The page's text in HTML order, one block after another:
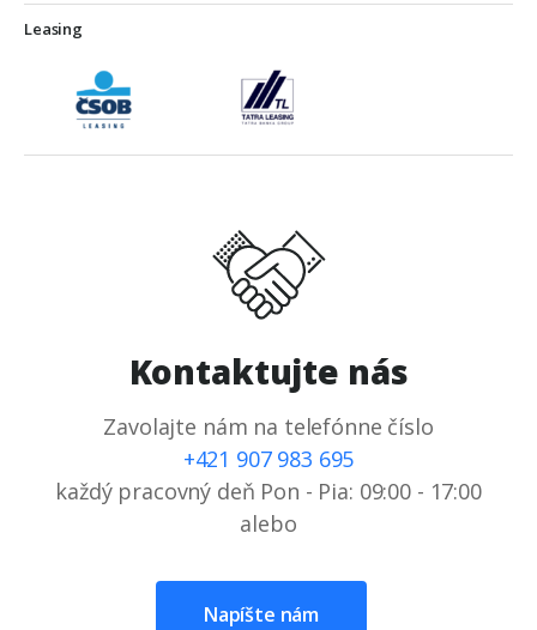
Leasing
Kontaktujte nás
Zavolajte nám na telefónne číslo
+421 907 983 695
každý pracovný deň Pon - Pia: 09:00 - 17:00
alebo
Napíšte nám